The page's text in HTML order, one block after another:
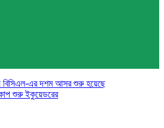
বিসিএল-এর দশম আসর শুরু হয়েছে
শুরু ইকুয়েডরের